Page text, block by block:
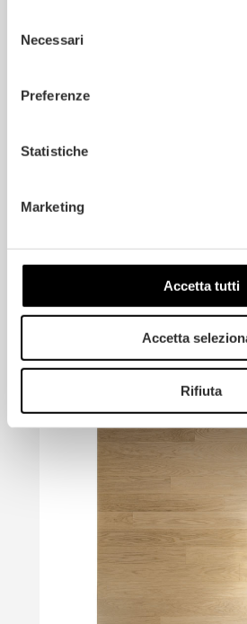
delNecessari
Preferenze
Statistiche
Marketing
Accetta tutti
Accetta
Rifiuta